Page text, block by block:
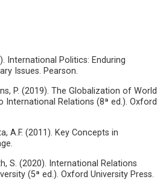
International Politics: Enduring
Issues. Pearson.
P. (2019). The Globalization of World
Relations (8ª ed.). Oxford
A.F. (2011). Key Concepts in
S. (2020). International Relations
(5ª ed.). Oxford University Press.